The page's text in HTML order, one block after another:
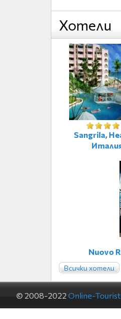
Хотели
Sangrila,
Nuovo
Всички хотели
© 2008-2022 Online-